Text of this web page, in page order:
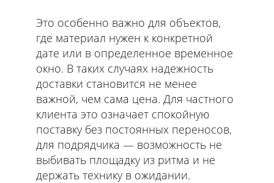
Это особенно важно для объектов,
где материал нужен к конкретной
дате или в определенное временное
окно. В таких случаях надежность
доставки становится не менее
важной, чем сама цена. Для частного
клиента это означает спокойную
поставку без постоянных переносов,
для подрядчика — возможность не
выбивать площадку из ритма и не
держать технику в ожидании.